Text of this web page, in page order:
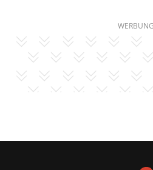
WERBUNG